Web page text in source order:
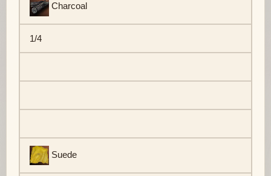
Charcoal
1/4
Suede